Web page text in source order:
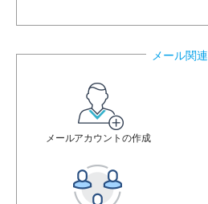
メール関連
メールアカウントの作成